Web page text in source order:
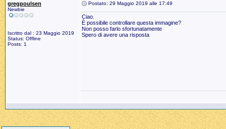
gregpoulsen
Newbie
Iscritto dal : 23 Maggio 2019
Status: Offline
Posts: 1
Postato: 29 Maggio 2019 alle 17:49
Ciao.
È possibile controllare questa immagine?
Non posso farlo sfortunatamente
Spero di avere una risposta